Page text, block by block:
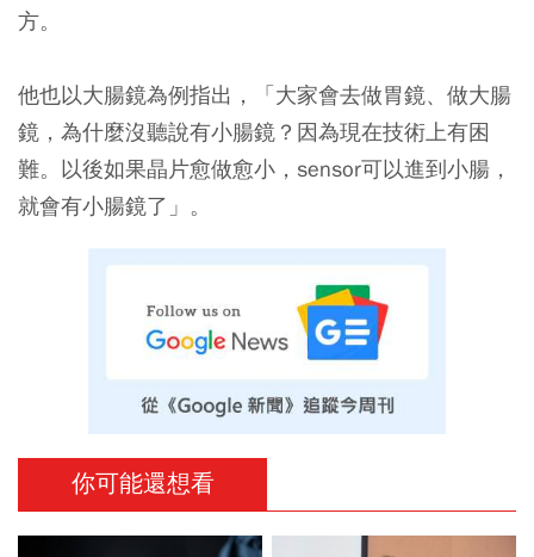
方。
他也以大腸鏡為例指出，「大家會去做胃鏡、做大腸
鏡，為什麼沒聽說有小腸鏡？因為現在技術上有困
難。以後如果晶片愈做愈小，sensor可以進到小腸，
就會有小腸鏡了」。
你可能還想看